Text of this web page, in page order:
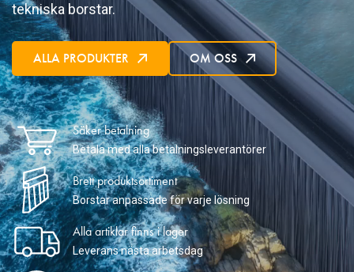
tekniska borstar.
ALLA PRODUKTER OM OSS
Säker betalning
Betala med alla betalningsleverantörer
Brett produktsortiment
Borstar anpassade för varje lösning
Alla artiklar finns i lager
Leverans nästa arbetsdag